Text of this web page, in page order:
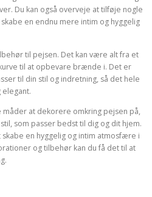
Du kan også overveje at tilføje nogle
en endnu mere intim og hyggelig
til pejsen. Det kan være alt fra et
til at opbevare brænde i. Det er
til din stil og indretning, så det hele
at dekorere omkring pejsen på,
som passer bedst til dig og dit hjem.
skabe en hyggelig og intim atmosfære i
og tilbehør kan du få det til at